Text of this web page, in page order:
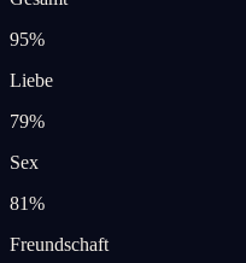
95%
Liebe
79%
Sex
81%
Freundschaft